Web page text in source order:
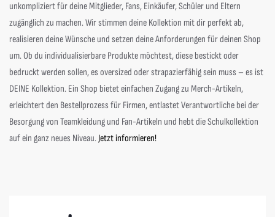
unkompliziertfür deine Mitglieder, Fans, Einkäufer, Schüler und Eltern
zugänglich zu machen.Wir stimmen deine Kollektion mit dir perfekt ab,
realisieren deine Wünsche und setzen deine Anforderungen für deinen Shop
um. Ob du individualisierbare Produkte möchtest, diese bestickt oder
bedruckt werden sollen, es oversized oder strapazierfähig sein muss – es ist
DEINE Kollektion. Ein Shop bietet einfachen Zugang zu Merch-Artikeln,
erleichtert den Bestellprozess für Firmen, entlastet Verantwortliche bei der
Besorgung von Teamkleidung und Fan-Artikeln und hebt die Schulkollektion
auf ein ganz neues Niveau.Jetzt informieren!